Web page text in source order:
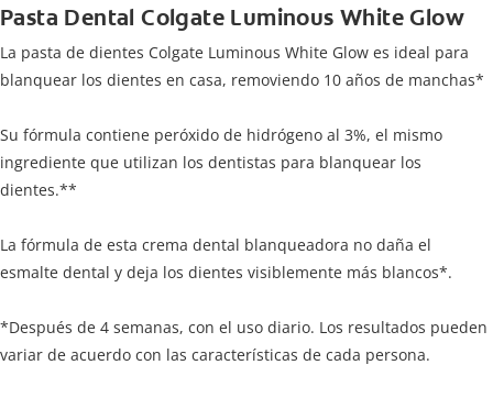
Pasta Dental Colgate Luminous White Glow
La pasta de dientes Colgate Luminous White Glow es ideal para
blanquear los dientes en casa, removiendo 10 años de manchas*
Su fórmula contiene peróxido de hidrógeno al 3%, el mismo
ingrediente que utilizan los dentistas para blanquear los
dientes.**
La fórmula de esta crema dental blanqueadora no daña el
esmalte dental y deja los dientes visiblemente más blancos*.
*Después de 4 semanas, con el uso diario. Los resultados pueden
variar de acuerdo con las características de cada persona.